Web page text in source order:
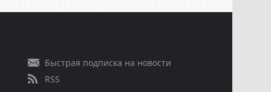
Быстрая подписка на новости
RSS